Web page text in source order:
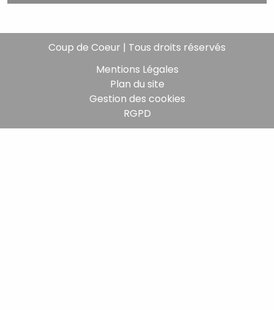
Coup de Coeur | Tous droits réservés
Mentions Légales
Plan du site
Gestion des cookies
RGPD